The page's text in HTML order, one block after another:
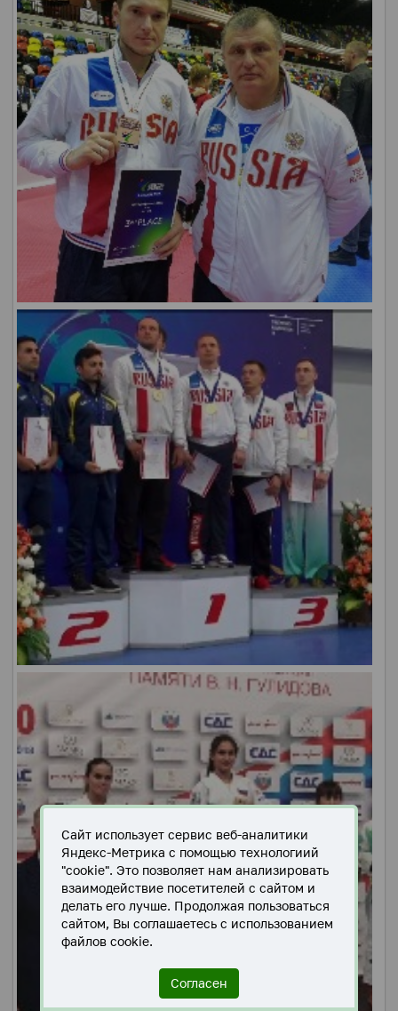
Сайт использует сервис веб-аналитики
Яндекс-Метрика с помощью технологиий
"cookie". Это позволяет нам анализировать
взаимодействие посетителей с сайтом и
делать его лучше. Продолжая пользоваться
сайтом, Вы соглашаетесь с использованием
файлов cookie.
Согласен